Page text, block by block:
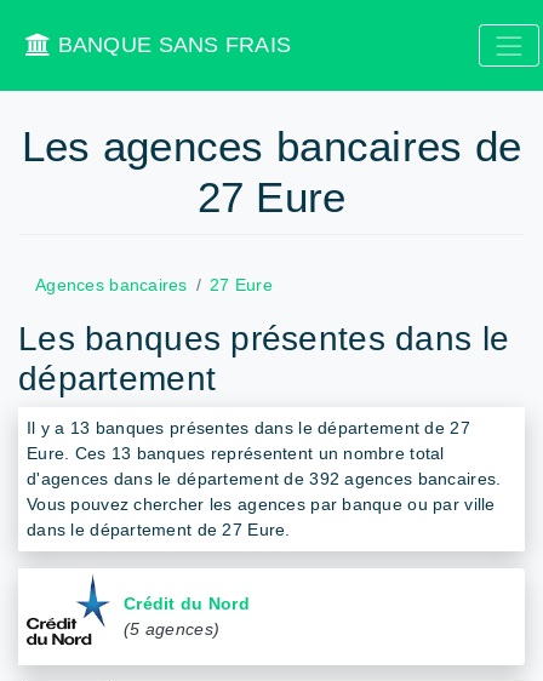
BANQUE SANS FRAIS
Les agences bancaires de
27 Eure
Agences bancaires 27 Eure
Les banques présentes dans le
département
Il y a 13 banques présentes dans le département de 27
Eure. Ces 13 banques représentent un nombre total
d'agences dans le département de 392 agences bancaires.
Vous pouvez chercher les agences par banque ou par ville
dans le département de 27 Eure.
Crédit du Nord
(5 agences)